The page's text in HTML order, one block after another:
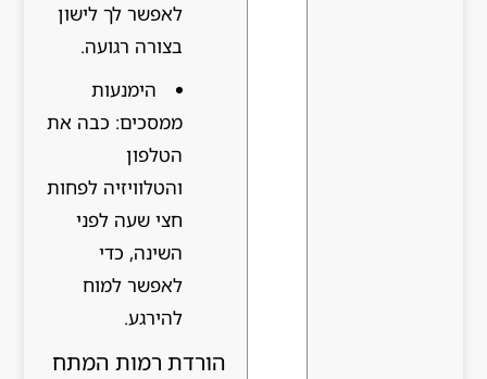
לאפשר לך לישון
בצורה רגועה.
הימנעות
ממסכים: כבה את
הטלפון
והטלוויזיה לפחות
חצי שעה לפני
השינה, כדי
לאפשר למוח
להירגע.
הורדת רמות המתח